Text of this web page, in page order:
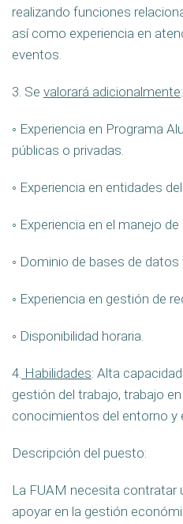
realizando funciones
así como experiencia en
eventos.
3. Se valorará adicionalmente:
◦ Experiencia en Programa
públicas o privadas.
◦ Experiencia en entidades
◦ Experiencia en el manejo de
◦ Dominio de bases de
◦ Experiencia en gestión de
◦ Disponibilidad horaria.
4. Habilidades: Alta
gestión del trabajo, trabajo
conocimientos del entorno y
Descripción del puesto:
La FUAM necesita contratar
apoyar en la gestión